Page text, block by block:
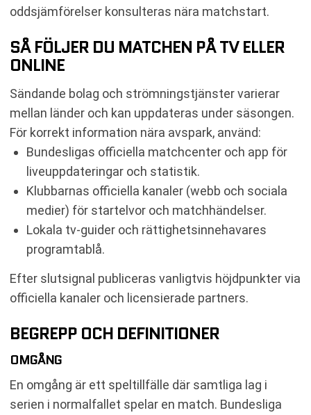
oddsjämförelser konsulteras nära matchstart.
SÅ FÖLJER DU MATCHEN PÅ TV ELLER
ONLINE
Sändande bolag och strömningstjänster varierar
mellan länder och kan uppdateras under säsongen.
För korrekt information nära avspark, använd:
Bundesligas officiella matchcenter och app för
liveuppdateringar och statistik.
Klubbarnas officiella kanaler (webb och sociala
medier) för startelvor och matchhändelser.
Lokala tv‑guider och rättighetsinnehavares
programtablå.
Efter slutsignal publiceras vanligtvis höjdpunkter via
officiella kanaler och licensierade partners.
BEGREPP OCH DEFINITIONER
OMGÅNG
En omgång är ett speltillfälle där samtliga lag i
serien i normalfallet spelar en match. Bundesliga